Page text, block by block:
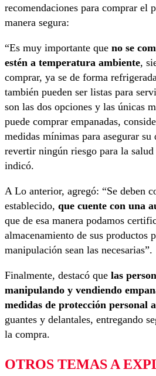
recomendaciones para comprar el
manera segura:
“Es muy importante que no se
estén a temperatura ambiente,
comprar, ya se de forma
también pueden ser listas para
son las dos opciones y las únicas
puede comprar empanadas,
medidas mínimas para asegurar
revertir ningún riesgo para la salud
indicó.
A Lo anterior, agregó: “Se deben
establecido, que cuente con una
que de esa manera podamos
almacenamiento de sus productos
manipulación sean las necesarias”.
Finalmente, destacó que las
manipulando y vendiendo
medidas de protección personal
guantes y delantales, entregando
la compra.
OTROS TEMAS A